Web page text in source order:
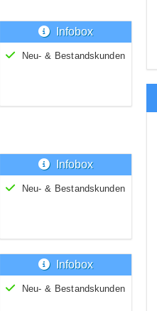
Infobox
Neu- & Bestandskunden
Infobox
Neu- & Bestandskunden
Infobox
Neu- & Bestandskunden